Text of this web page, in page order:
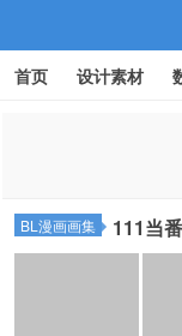
首页 设计素材
BL漫画画集 111当